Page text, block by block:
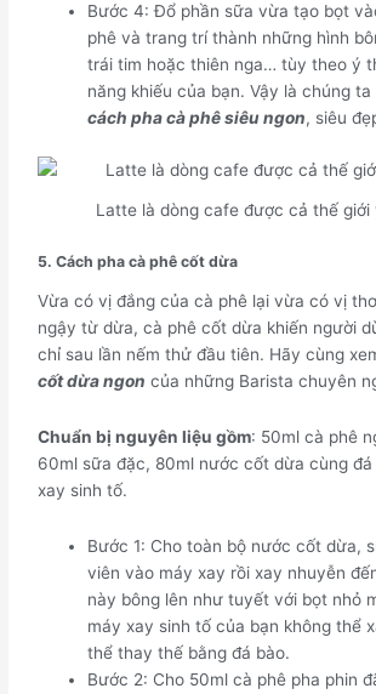
Bước 4: Đổ phần sữa vừa tạo bọt
phê và trang trí thành những hình
trái tim hoặc thiên nga… tùy theo ý
năng khiếu của bạn. Vậy là chúng
cách pha cà phê siêu ngon, siêu
Latte là dòng cafe được cả thế giới
5. Cách pha cà phê cốt dừa
Vừa có vị đắng của cà phê lại vừa có vị
ngậy từ dừa, cà phê cốt dừa khiến người
chỉ sau lần nếm thử đầu tiên. Hãy cùng
cốt dừa ngon của những Barista chuyên
Chuẩn bị nguyên liệu gồm: 50ml cà phê
60ml sữa đặc, 80ml nước cốt dừa cùng
xay sinh tố.
Bước 1: Cho toàn bộ nước cốt dừa,
viên vào máy xay rồi xay nhuyễn
này bông lên như tuyết với bọt nhỏ
máy xay sinh tố của bạn không thể
thể thay thế bằng đá bào.
Bước 2: Cho 50ml cà phê pha phin